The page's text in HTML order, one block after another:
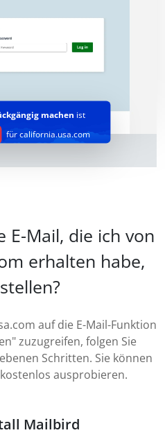
machen ist
für california.usa.com
E-Mail, die ich von
erhalten habe,
auf die E-Mail-Funktion
zuzugreifen, folgen Sie
Schritten. Sie können
ausprobieren.
Mailbird